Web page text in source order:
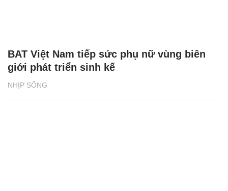
NHỊP SỐNG
BAT Việt Nam tiếp sức phụ nữ vùng biên
giới phát triển sinh kế